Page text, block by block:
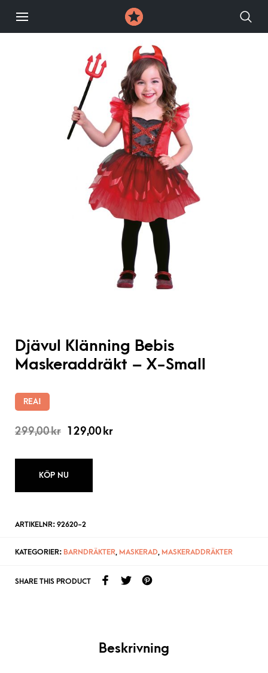
Djävul Klänning Bebis
Maskeraddräkt – X-Small
REA!
299,00kr 129,00 kr
KÖP NU
ARTIKELNR: 92620-2
KATEGORIER: BARNDRÄKTER, MASKERAD, MASKERADDRÄKTER
SHARE THIS PRODUCT
Beskrivning